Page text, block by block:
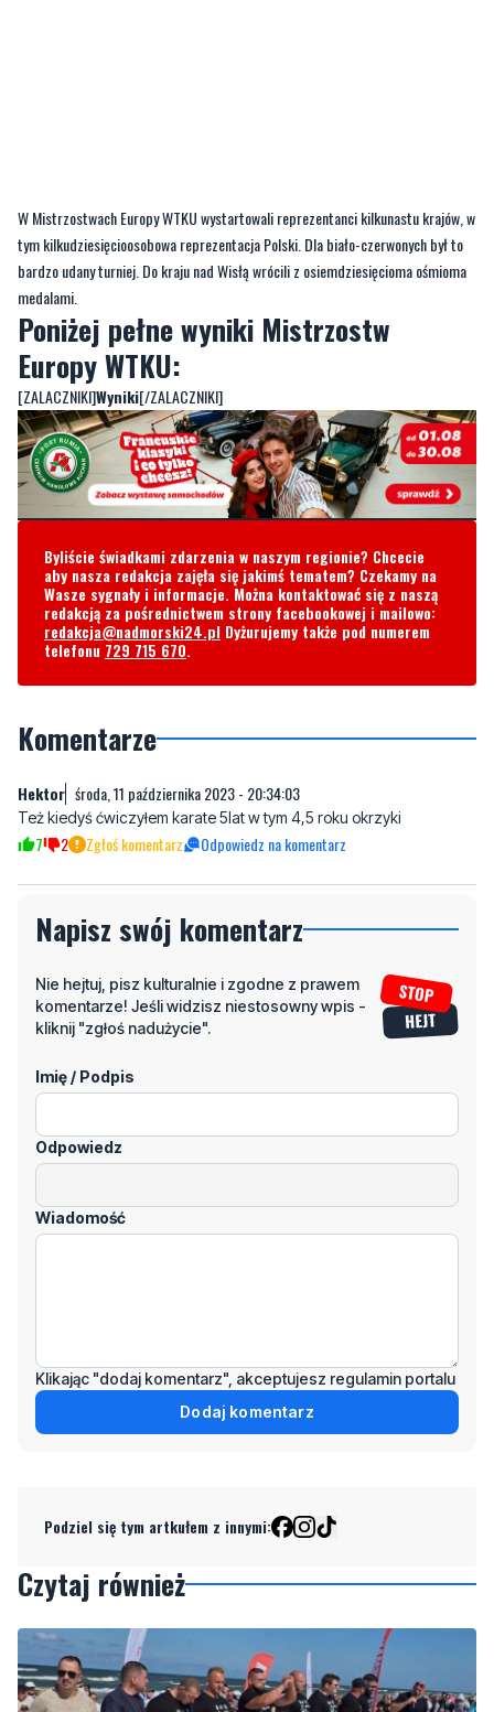
W Mistrzostwach Europy WTKU wystartowali reprezentanci kilkunastu krajów, w
tym kilkudziesięcioosobowa reprezentacja Polski. Dla biało-czerwonych był to
bardzo udany turniej. Do kraju nad Wisłą wrócili z osiemdziesięcioma ośmioma
medalami.
Poniżej pełne wyniki Mistrzostw
Europy WTKU:
[ZALACZNIKI]Wyniki[/ZALACZNIKI]
Byliście świadkami zdarzenia w naszym regionie? Chcecie
aby nasza redakcja zajęła się jakimś tematem? Czekamy na
Wasze sygnały i informacje. Można kontaktować się z naszą
redakcją za pośrednictwem strony facebookowej i mailowo:
redakcja@nadmorski24.pl Dyżurujemy także pod numerem
telefonu 729 715 670.
Komentarze
Hektor środa, 11 października 2023 - 20:34:03
Też kiedyś ćwiczyłem karate 5lat w tym 4,5 roku okrzyki
7 2 Zgłoś komentarz Odpowiedz na komentarz
Napisz swój komentarz
Nie hejtuj, pisz kulturalnie i zgodne z prawem
komentarze! Jeśli widzisz niestosowny wpis -
kliknij "zgłoś nadużycie".
Imię / Podpis
Odpowiedz
Wiadomość
Klikając "dodaj komentarz", akceptujesz regulamin portalu
Dodaj komentarz
Podziel się tym artkułem z innymi:
Czytaj również